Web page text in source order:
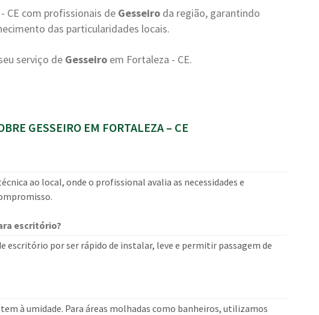
CE com profissionais de Gesseiro da região, garantindo
das particularidades locais.
serviço de Gesseiro em Fortaleza - CE.
GESSEIRO EM FORTALEZA – CE
ao local, onde o profissional avalia as necessidades e
escritório?
escritório por ser rápido de instalar, leve e permitir passagem de
à umidade. Para áreas molhadas como banheiros, utilizamos